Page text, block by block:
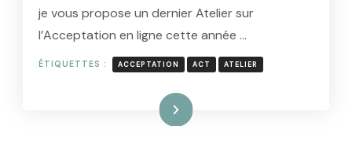
je vous propose un dernier Atelier sur
l’Acceptation en ligne cette année …
ÉTIQUETTES : ACCEPTATION ACT ATELIER
Lire la suite